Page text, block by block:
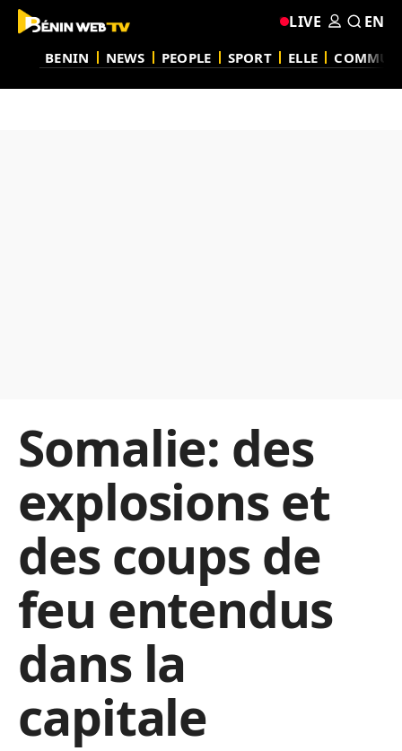
BENIN NEWS PEOPLE SPORT ELLE
LIVE EN
Somalie: des
explosions et
des coups de
feu entendus
dans la
capitale